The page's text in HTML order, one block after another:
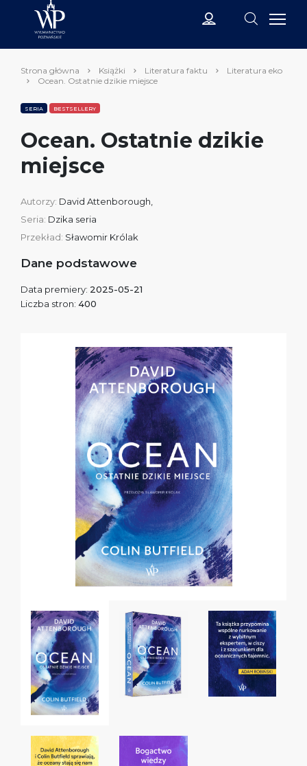
Strona główna Książki Literatura faktu
Literatura eko
Ocean. Ostatnie dzikie miejsce
SERIA BESTSELLERY
Ocean. Ostatnie dzikie
miejsce
Autorzy: David Attenborough
Seria: Dzika seria
Przekład: Sławomir Królak
Dane podstawowe
Data premiery: 2025-05-21
Liczba stron: 400